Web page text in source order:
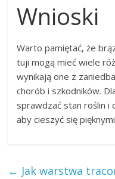
Wnioski
Warto pamiętać, że
tuji mogą mieć wiele
wynikają one z
chorób i szkodników.
sprawdzać stan roślin i
aby cieszyć się
← Jak warstwa